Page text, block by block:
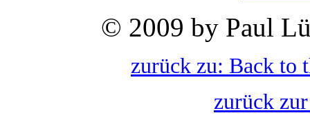
© 2009 by Paul
zurück zu: Back to
zurück